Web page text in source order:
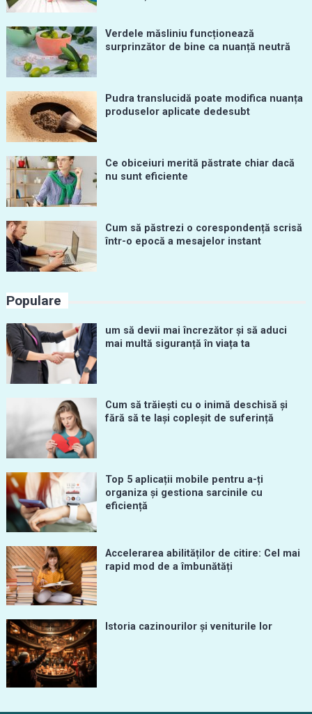
Verdele măsliniu funcționează
surprinzător de bine ca nuanță neutră
Pudra translucidă poate modifica nuanța
produselor aplicate dedesubt
Ce obiceiuri merită păstrate chiar dacă
nu sunt eficiente
Cum să păstrezi o corespondență scrisă
într-o epocă a mesajelor instant
Populare
um să devii mai încrezător și să aduci
mai multă siguranță în viața ta
Cum să trăiești cu o inimă deschisă și
fără să te lași copleșit de suferință
Top 5 aplicații mobile pentru a-ți
organiza și gestiona sarcinile cu
eficiență
Accelerarea abilităților de citire: Cel mai
rapid mod de a îmbunătăți
Istoria cazinourilor și veniturile lor